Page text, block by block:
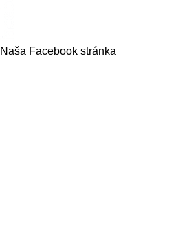
Naša Facebook stránka